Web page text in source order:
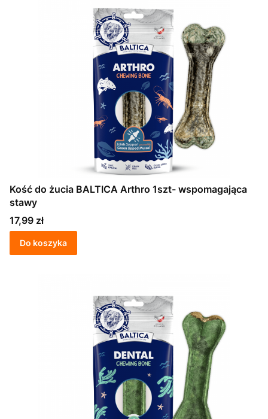
Kość do żucia BALTICA Arthro 1szt- wspomagająca
stawy
Cena
17,99 zł
Do koszyka